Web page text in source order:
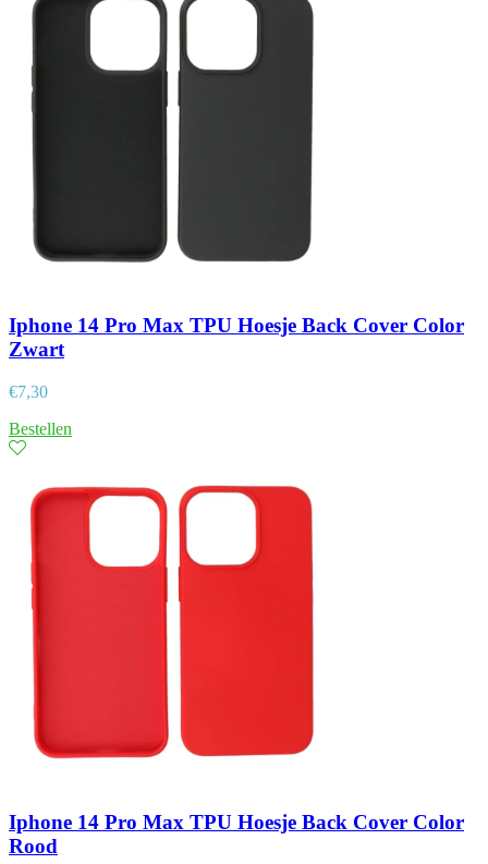
Iphone 14 Pro Max TPU Hoesje Back Cover Color
Zwart
€7,30
Bestellen
Iphone 14 Pro Max TPU Hoesje Back Cover Color
Rood